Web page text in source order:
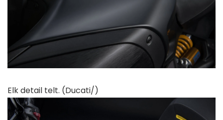
Elk detail telt. (Ducati/)